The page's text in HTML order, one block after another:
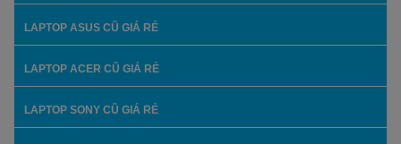
LAPTOP ASUS CŨ GIÁ RẺ
LAPTOP ACER CŨ GIÁ RẺ
LAPTOP SONY CŨ GIÁ RẺ